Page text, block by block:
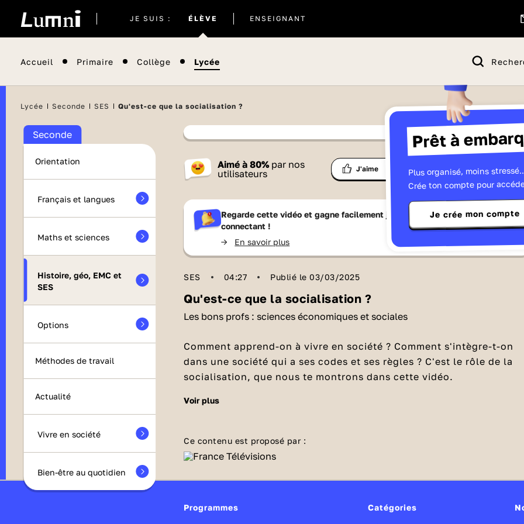
JE SUIS : ÉLÈVE
actuel
ENSEIGNANT
Accueil Primaire Collège Lycée
Prêt à
Plus organisé, moins
Crée ton compte pour
Je crée mon compte
Lycée Seconde SES Qu'est-ce que la socialisation ?
Seconde
Orientation
Français et langues
Maths et sciences
Histoire, géo, EMC et
SES
Options
Méthodes de travail
Actualité
Vivre en société
Bien-être au quotidien
Contenu proposé par
France Télévisions
Aimé à80% par nos
utilisateurs
J'aime
liste
Partager
Regarde cette vidéo et gagne facilement jusqu'à 15 Lumnizen te
connectant !
-> En savoir plus
SES 04:27 Publié le 03/03/2025
Qu'est-ce que la socialisation ?
Les bons profs : sciences économiques et sociales
Comment apprend-on à vivre en société ? Comment s'intègre-t-on
dans une société qui a ses codes et ses règles ? C'est le rôle de la
socialisation, que nous te montrons dans cette vidéo.
Qu'est-ce que la socialisation ?
rencontrer ou de socialiser avec des gens autour de soi. C'est plutôt
le processus d'apprentissage par lequel les individus apprennent et
laquelle ils vivent. La notion de processus suppose que c'est une
l'occurrence, elle va durer toute la vie de l'individu, de sa
Qu'est-ce que les valeurs dans une société ?
société, qui permettent de classer les comportements jugés
voir plus
Ce contenu est proposé par :
Programmes Catégories